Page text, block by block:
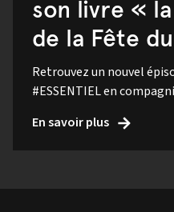
son livre «
de la Fête
Retrouvez un nouvel
#ESSENTIEL en
En savoir plus